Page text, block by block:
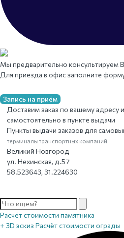
Мы предварительно консультируем
Для приезда в офис заполните
Запись на приём
Доставим заказ по вашему адресу
самостоятельно в пункте выдачи
Пункты выдачи заказов для
терминалы транспортных компаний
Великий Новгород
ул. Нехинская, д.57
58.523643, 31.224630
Расчёт стоимости памятника
+ 3D эскиз Расчёт стоимости ограды